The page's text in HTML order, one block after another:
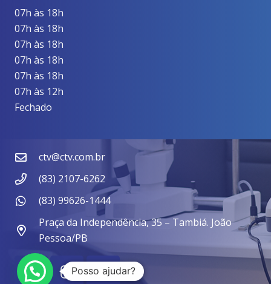
07h às 18h
07h às 18h
07h às 18h
07h às 18h
07h às 18h
07h às 12h
Fechado
ctv@ctv.com.br
(83) 2107-6262
(83) 99626-1444
Praça da Independência, 35 – Tambiá. João
Pessoa/PB
Posso ajudar?